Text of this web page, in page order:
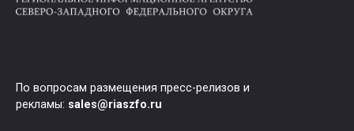
По вопросам размещения пресс-релизов и
рекламы: sales@riaszfo.ru